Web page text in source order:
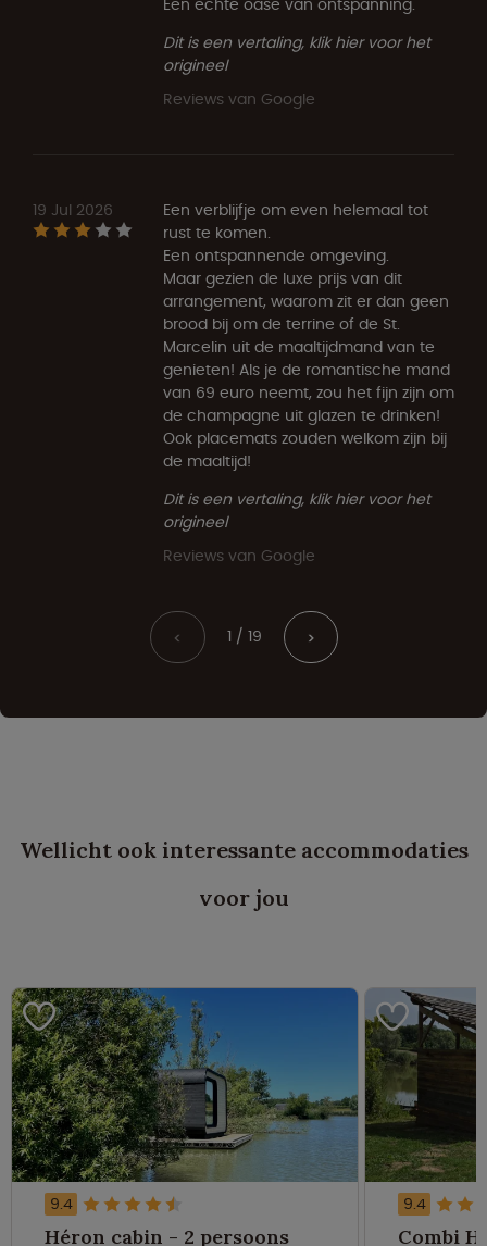
Dit is een vertaling, klik hier voor het
origineel
Reviews van Google
19 Jul 2026
Een verblijfje om even helemaal tot
rust te komen.
Een ontspannende omgeving.
Maar gezien de luxe prijs van dit
arrangement, waarom zit er dan geen
brood bij om de terrine of de St.
Marcelin uit de maaltijdmand van te
genieten! Als je de romantische mand
van 69 euro neemt, zou het fijn zijn om
de champagne uit glazen te drinken!
Ook placemats zouden welkom zijn bij
de maaltijd!
Dit is een vertaling, klik hier voor het
origineel
Reviews van Google
< 1 / 19 >
Wellicht ook interessante accommodaties
voor jou
9.4
Héron cabin - 2 persoons
9.4